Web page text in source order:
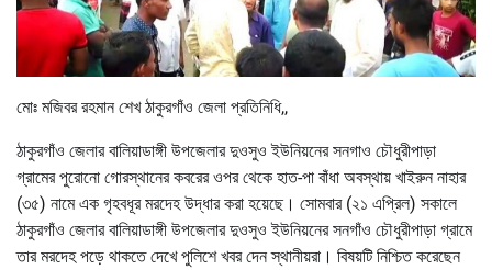
মোঃ মজিবর রহমান শেখ ঠাকুরগাঁও জেলা প্রতিনিধি,,
ঠাকুরগাঁও জেলার বালিয়াডাঙ্গী উপজেলার দুওসুও ইউনিয়নের সনগাও চৌধুরীপাড়া
গ্রামের পুরোনো গোরস্থানের কবরের ওপর থেকে হাত-পা বাঁধা অবস্থায় খাইরুন নাহার
(৩৫) নামে এক গৃহবধূর মরদেহ উদ্ধার করা হয়েছে। সোমবার (২১ এপ্রিল) সকালে
ঠাকুরগাঁও জেলার বালিয়াডাঙ্গী উপজেলার দুওসুও ইউনিয়নের সনগাঁও চৌধুরীপাড়া গ্রামে
তার মরদেহ পড়ে থাকতে দেখে পুলিশে খবর দেন স্থানীয়রা। বিষয়টি নিশ্চিত করেছেন